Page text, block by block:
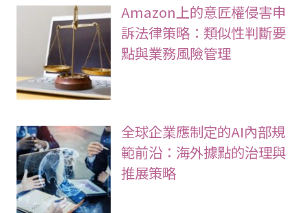
Amazon上的意匠權侵害申
訴法律策略：類似性判斷要
點與業務風險管理
全球企業應制定的AI內部規
範前沿：海外據點的治理與
推展策略